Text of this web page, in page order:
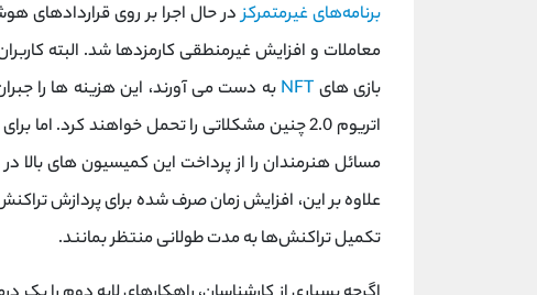
برنامه‌های غیرمتمرکزدر حال اجرا بر روی قراردادهای
معاملات و افزایش غیرمنطقی کارمزدها شد. البته
بازی های NFT به دست می آورند، این هزینه ها را
اتریوم 2.0 چنین مشکلاتی را تحمل خواهند کرد. اما برای تازه واردها اینطور نیست. در صنعت NFT یا
مسائل هنرمندان را از پرداخت این کمیسیون های
علاوه بر این، افزایش زمان صرف شده برای پردازش
تکمیل تراکنش‌ها به مدت طولانی منتظر بمانند.